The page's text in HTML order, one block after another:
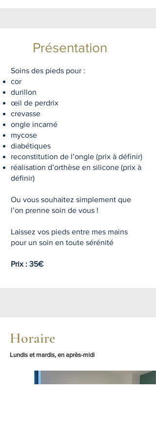
Présentation
Soins des pieds pour :
cor
durillon
œil de perdrix
crevasse
ongle incarné
mycose
diabétiques
reconstitution de l’ongle (prix à définir)
réalisation d’orthèse en silicone (prix à
définir)
Ou vous souhaitez simplement que
l’on prenne soin de vous !
Laissez vos pieds entre mes mains
pour un soin en toute sérénité
Prix : 35€
Horaire
Lundis et mardis, en après-midi